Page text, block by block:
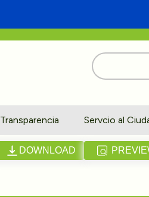
Buscar:
Transparencia Servcio al
DOWNLOAD